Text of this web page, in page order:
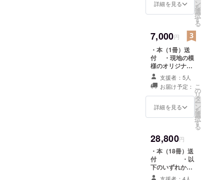
Jebel Al
Free Zone
YTME
Co.,Ltd. 代表
取締役
2008年
～ 株
式会社
PHILIA（フ
ア）
代表取
締役
詳細を見る ン
を
選
択
す
る
7,000円
・本（1冊）送
付 ・現地の模
様のオリジナル
ポストカード（4
枚） ・半ページ
分の文章掲載
支援者：5人
お届け予定：
詳細を見る
こ
の
リ
タ
ー
ン
を
選
択
す
る
28,800円
・本（18冊）送
付 ・以
下のいずれかの
文章掲載 2ペー